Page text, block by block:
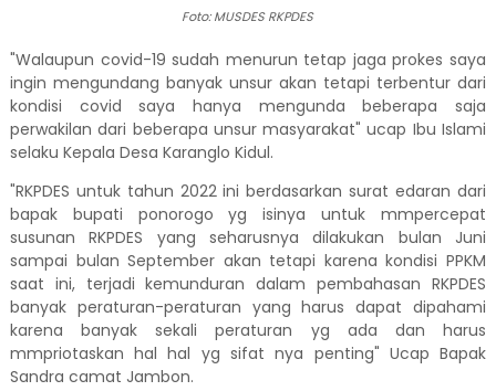
Foto: MUSDES RKPDES
"Walaupun covid-19 sudah menurun tetap jaga prokes saya
ingin mengundang banyak unsur akan tetapi terbentur dari
kondisi covid saya hanya mengunda beberapa saja
perwakilan dari beberapa unsur masyarakat" ucap Ibu Islami
selaku Kepala Desa Karanglo Kidul.
"RKPDES untuk tahun 2022 ini berdasarkan surat edaran dari
bapak bupati ponorogo yg isinya untuk mmpercepat
susunan RKPDES yang seharusnya dilakukan bulan Juni
sampai bulan September akan tetapi karena kondisi PPKM
saat ini, terjadi kemunduran dalam pembahasan RKPDES
banyak peraturan-peraturan yang harus dapat dipahami
karena banyak sekali peraturan yg ada dan harus
mmpriotaskan hal hal yg sifat nya penting" Ucap Bapak
Sandra camat Jambon.